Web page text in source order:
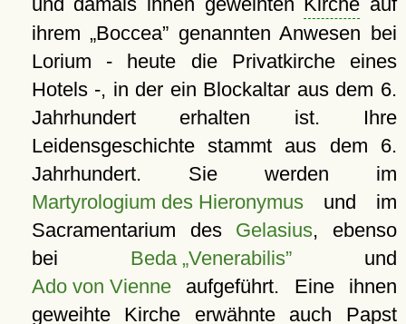
ihrem Boccea
genannten Anwesen bei
Lorium - heute die Privatkirche eines
Hotels -, in der ein Blockaltar aus dem 6.
Jahrhundert erhalten ist. Ihre
Leidensgeschichte stammt aus dem 6.
Jahrhundert. Sie werden im
Martyrologium des Hieronymusund im
Sacramentarium des Gelasius, ebenso
bei Beda „Venerabilis”und
Ado von Vienneaufgeführt. Eine ihnen
geweihte Kirche erwähnte auch Papst